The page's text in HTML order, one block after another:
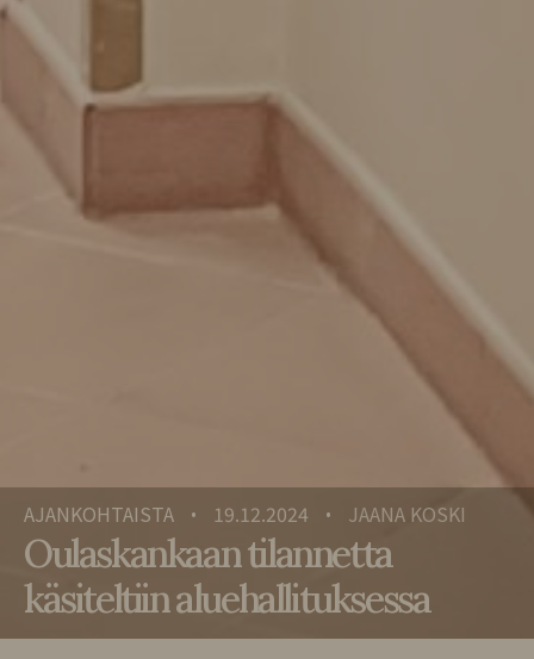
AJANKOHTAISTA • 19.12.2024 • JAANA KOSKI
Oulaskankaan tilannetta
käsiteltiin aluehallituksessa